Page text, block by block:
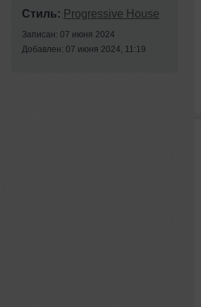
Стиль: Progressive House
Записан: 07 июня 2024
Добавлен: 07 июня 2024, 11:19